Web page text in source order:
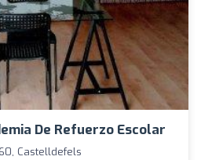
De Refuerzo Escolar
Castelldefels